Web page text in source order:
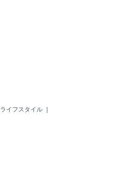
ライフスタイル ｜